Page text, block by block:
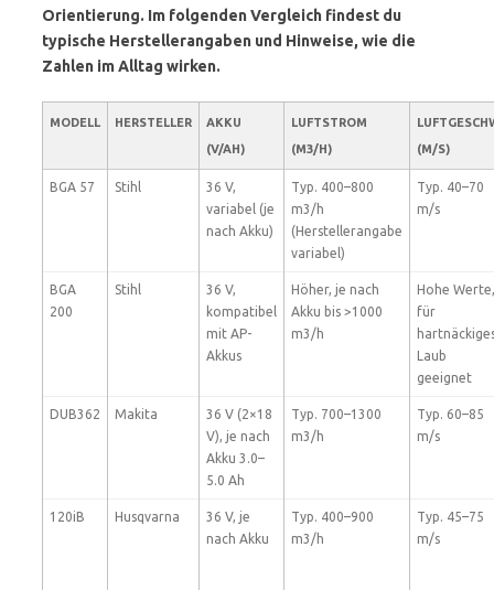
Orientierung. Im folgenden Vergleich findest du
typische Herstellerangaben und Hinweise, wie die
Zahlen im Alltag wirken.
MODELL HERSTELLER
AKKU
(V/AH)
LUFTSTROM
(M3/H)
(M/S)
BGA 57 Stihl
36 V,
variabel (je
nach Akku)
Typ. 400–800
m3/h
(Herstellerangabe
variabel)
Typ. 40–70
m/s
BGA
200
Stihl
36 V,
kompatibel
mit AP-
Akkus
Höher, je nach
Akku bis >1000
m3/h
Hohe Werte,
für
Laub
geeignet
DUB362 Makita
36 V (2×18
V), je nach
Akku 3.0–
5.0 Ah
Typ. 700–1300
m3/h
Typ. 60–85
m/s
120iB Husqvarna
36 V, je
nach Akku
Typ. 400–900
m3/h
Typ. 45–75
m/s